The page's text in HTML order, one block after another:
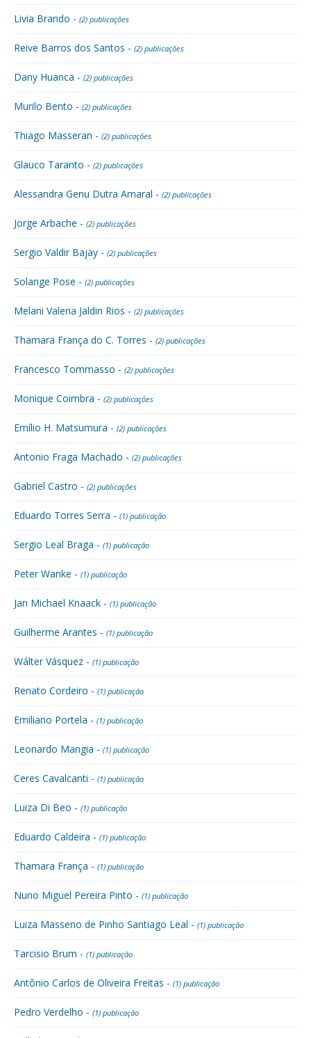
Livia Brando - (2) publicações
Reive Barros dos Santos - (2) publicações
Dany Huanca - (2) publicações
Murilo Bento - (2) publicações
Thiago Masseran - (2) publicações
Glauco Taranto - (2) publicações
Alessandra Genu Dutra Amaral - (2) publicações
Jorge Arbache - (2) publicações
Sergio Valdir Bajay - (2) publicações
Solange Pose - (2) publicações
Melani Valeria Jaldin Rios - (2) publicações
Thamara França do C. Torres - (2) publicações
Francesco Tommasso - (2) publicações
Monique Coimbra - (2) publicações
Emílio H. Matsumura - (2) publicações
Antonio Fraga Machado - (2) publicações
Gabriel Castro - (2) publicações
Eduardo Torres Serra - (1) publicação
Sergio Leal Braga - (1) publicação
Peter Wanke - (1) publicação
Jan Michael Knaack - (1) publicação
Guilherme Arantes - (1) publicação
Wálter Vásquez - (1) publicação
Renato Cordeiro - (1) publicação
Emiliano Portela - (1) publicação
Leonardo Mangia - (1) publicação
Ceres Cavalcanti - (1) publicação
Luiza Di Beo - (1) publicação
Eduardo Caldeira - (1) publicação
Thamara França - (1) publicação
Nuno Miguel Pereira Pinto - (1) publicação
Luiza Masseno de Pinho Santiago Leal - (1) publicação
Tarcisio Brum - (1) publicação
Antônio Carlos de Oliveira Freitas - (1) publicação
Pedro Verdelho - (1) publicação